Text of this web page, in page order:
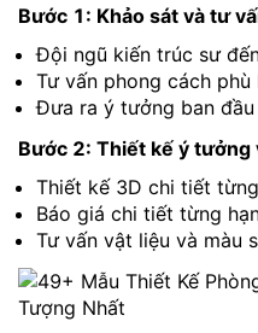
Bước 1: Khảo sát và tư
Đội ngũ kiến trúc sư
Tư vấn phong cách
Đưa ra ý tưởng ban
Bước 2: Thiết kế ý tưởng
Thiết kế 3D chi tiết
Báo giá chi tiết từng
Tư vấn vật liệu và màu